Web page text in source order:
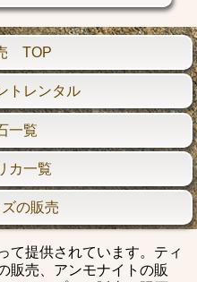
TOP
トレンタル
一覧
カ一覧
の販売
て提供されています。ティ
販売、アンモナイトの販